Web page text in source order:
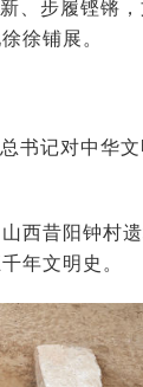
、步履铿锵
徐铺展。
书记对中华
西昔阳钟村
年文明史。